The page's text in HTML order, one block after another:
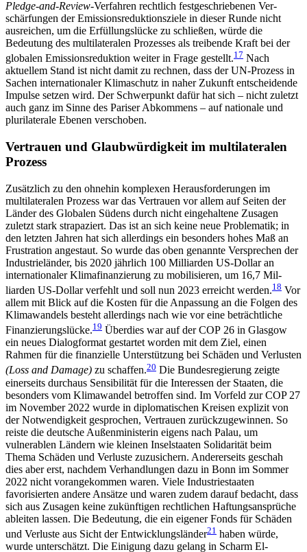
Pledge-and-Review-Verfahren rechtlich festgeschriebenen Ver­
schärfungen der Emissionsreduktionsziele in dieser Runde nicht
ausreichen, um die Erfüllungslücke zu schließen, würde die
Bedeutung des multilateralen Prozesses als treibende Kraft bei der
globalen Emissionsreduktion weiter in Frage gestellt.17 Nach
aktuellem Stand ist nicht damit zu rechnen, dass der UN-Prozess in
Sachen internationaler Klimaschutz in naher Zukunft entscheidende
Impulse setzen wird. Der Schwerpunkt dafür hat sich – nicht zuletzt
auch ganz im Sinne des Pariser Abkommens – auf natio­nale und
plurilaterale Ebenen verschoben.
Vertrauen und Glaubwürdigkeit im multilateralen
Prozess
Zusätzlich zu den ohnehin komplexen Herausforderungen im
multilateralen Prozess war das Vertrauen vor allem auf Seiten der
Länder des Globalen Südens durch nicht eingehaltene Zusagen
zuletzt stark stra­pa­ziert. Das ist an sich keine neue Problematik; in
den letzten Jahren hat sich allerdings ein besonders hohes Maß an
Frustration angestaut. So wurde das oben genannte Versprechen der
Industrieländer, bis 2020 jährlich 100 Milliarden US-Dollar an
internationaler Klimafinanzierung zu mobilisieren, um 16,7 Mil­
liarden US-Dollar verfehlt und soll nun 2023 erreicht werden.18 Vor
allem mit Blick auf die Kosten für die Anpassung an die Folgen des
Klimawandels besteht allerdings nach wie vor eine beträchtliche
Finanzierungslücke.19 Überdies war auf der COP 26 in Glasgow
ein neues Dialogformat gestartet worden mit dem Ziel, einen
Rahmen für die finanzielle Unterstützung bei Schäden und Verlusten
(Loss and Damage) zu schaf­fen.20 Die Bundesregierung zeigte
einerseits durchaus Sensibilität für die Interessen der Staaten, die
beson­ders vom Klimawandel betroffen sind. Im Vorfeld zur COP 27
im November 2022 wurde in diplomatischen Kreisen explizit von
der Notwendigkeit gesprochen, Vertrauen zurückzugewinnen. So
reiste die deutsche Außenministerin eigens nach Palau, um
vulnerablen Ländern wie kleinen Inselstaaten Solidarität beim
Thema Schäden und Verluste zuzusichern. Andererseits geschah
dies aber erst, nachdem Verhandlungen dazu in Bonn im Sommer
2022 nicht vorangekommen waren. Viele Industriestaaten
favorisierten andere Ansätze und waren zudem darauf bedacht, dass
sich aus Zusagen keine zukünftigen rechtlichen Haftungsansprüche
ableiten lassen. Die Bedeutung, die ein eigener Fonds für Schäden
und Verluste aus Sicht der Entwicklungs­länder21 haben würde,
wurde unterschätzt. Die Einigung dazu gelang in Scharm El-